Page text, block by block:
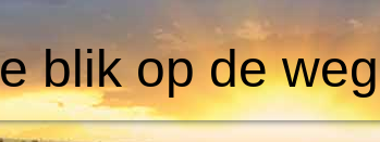
blik op de weg